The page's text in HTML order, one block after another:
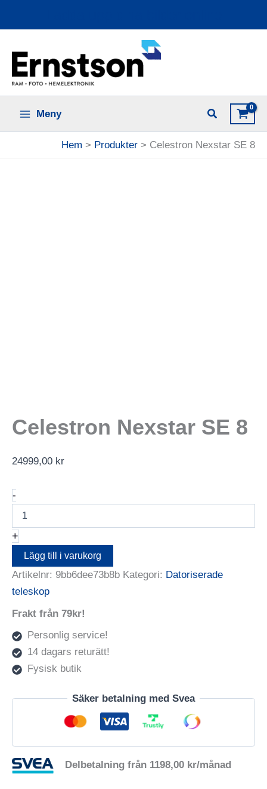
Meny
Hem Produkter Celestron Nexstar SE 8
Celestron Nexstar SE 8
24999,00 kr
-Celestron
Nexstar
SE
8
mängd
+
Lägg till i varukorg
Artikelnr: 9bb6dee73b8b Kategori: Datoriserade
teleskop
Frakt från 79kr!
Personlig service!
14 dagars returätt!
Fysisk butik
Säker betalning med Svea
Delbetalning från 1198,00 kr/månad